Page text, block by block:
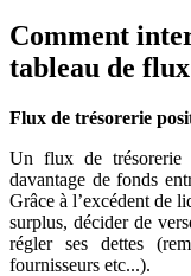
Comment
tableau de
Flux de trésorerie
Un flux de trésorerie
davantage de fonds
Grâce à l’excédent de
surplus, décider de
régler ses dettes
fournisseurs etc...).